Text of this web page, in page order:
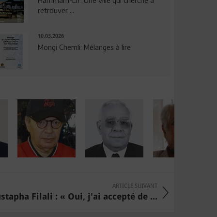
retrouver ...
10.03.2026
Mongi Chemli: Mélanges à lire
ARTICLE SUIVANT
Filali : « Oui, j'ai accepté de ...